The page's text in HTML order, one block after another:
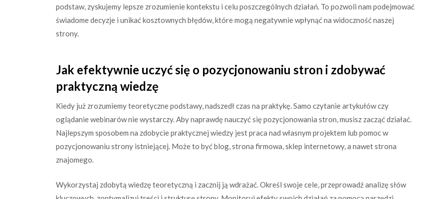
podstaw, zyskujemy lepsze zrozumienie kontekstu i celu poszczególnych działań. To pozwoli nam podejmować
świadome decyzje i unikać kosztownych błędów, które mogą negatywnie wpłynąć na widoczność naszej
strony.
Jak efektywnie uczyć się o pozycjonowaniu stron i zdobywać
praktyczną wiedzę
Kiedy już zrozumiemy teoretyczne podstawy, nadszedł czas na praktykę. Samo czytanie artykułów czy
oglądanie webinarów nie wystarczy. Aby naprawdę nauczyć się pozycjonowania stron, musisz zacząć działać.
Najlepszym sposobem na zdobycie praktycznej wiedzy jest praca nad własnym projektem lub pomoc w
pozycjonowaniu strony istniejącej. Może to być blog, strona firmowa, sklep internetowy, a nawet strona
znajomego.
Wykorzystaj zdobytą wiedzę teoretyczną i zacznij ją wdrażać. Określ swoje cele, przeprowadź analizę słów